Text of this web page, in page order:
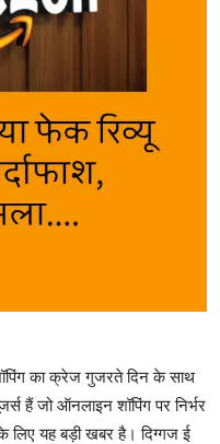
का क्रेज गुजरते दिन के साथ
हैं जो ऑनलाइन शॉपिंग पर निर्भर
यह बड़ी खबर है। दिग्गज ई